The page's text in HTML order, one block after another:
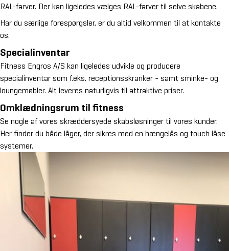
RAL-farver. Der kan ligeledes vælges RAL-farver til selve skabene.
Har du særlige forespørgsler, er du altid velkommen til at kontakte
os.
Specialinventar
Fitness Engros A/S kan ligeledes udvikle og producere
specialinventar som f.eks. receptionsskranker - samt sminke- og
loungemøbler. Alt leveres naturligvis til attraktive priser.
Omklædningsrum til fitness
Se nogle af vores skræddersyede skabsløsninger til vores kunder.
Her finder du både låger, der sikres med en hængelås og touch låse
systemer.